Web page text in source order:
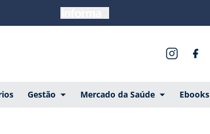
Gestão Mercado da Saúde Ebooks